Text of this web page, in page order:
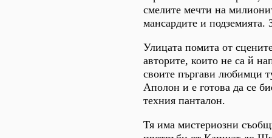
смелите мечти на
мансардите и подземията.
Улицата помита от
авторите, които не са й
своите пъргави любимци
Аполон и е готова да се
техния панталон.
Тя има мистериозни